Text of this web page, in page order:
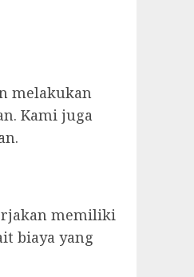
melakukan
Kami juga
memiliki
biaya yang